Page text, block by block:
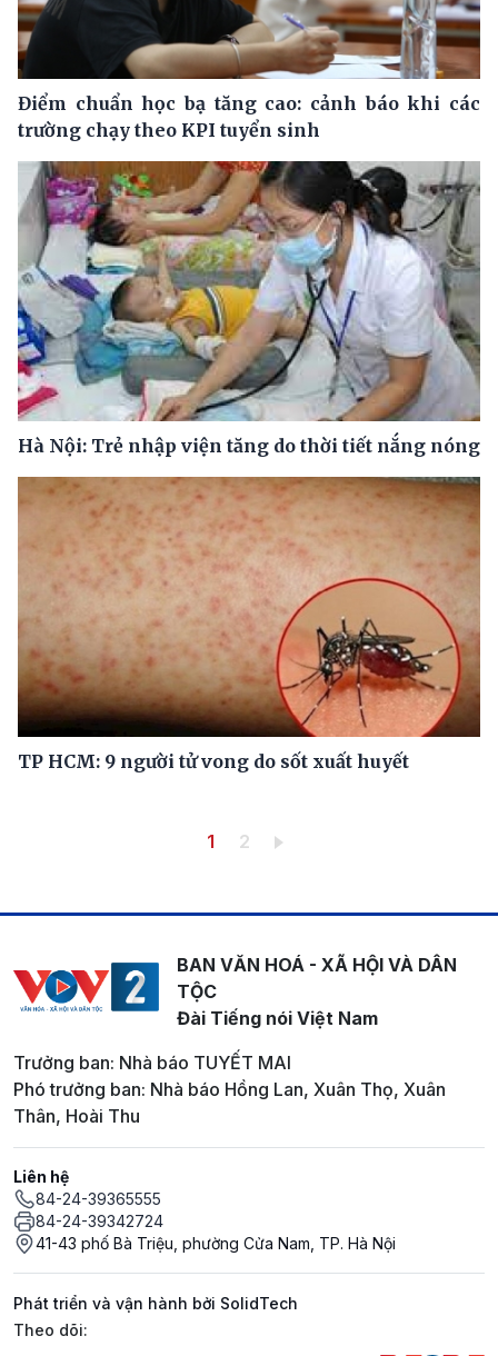
Điểm chuẩn học bạ tăng cao: cảnh báo khi các
trường chạy theo KPI tuyển sinh
Hà Nội: Trẻ nhập viện tăng do thời tiết nắng nóng
TP HCM: 9 người tử vong do sốt xuất huyết
Trang hiện thời
1 Trang
2
BAN VĂN HOÁ - XÃ HỘI VÀ DÂN
TỘC
Đài Tiếng nói Việt Nam
Trưởng ban: Nhà báo TUYẾT MAI
Phó trưởng ban: Nhà báo Hồng Lan, Xuân Thọ, Xuân
Thân, Hoài Thu
Liên hệ
84-24-39365555
84-24-39342724
41-43 phố Bà Triệu, phường Cửa Nam, TP. Hà Nội
Phát triển và vận hành bởi SolidTech
Mạng xã hội
Theo dõi: